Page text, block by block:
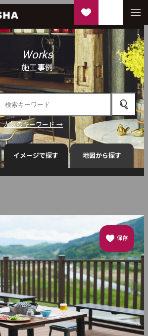
Works
施工事例
人気のキーワード →
イメージで探す 地図から探す
保存